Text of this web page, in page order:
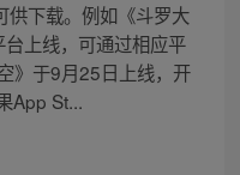
供下载。例如《斗罗大
上线，可通过相应平
》于9月25日上线，开
App St...